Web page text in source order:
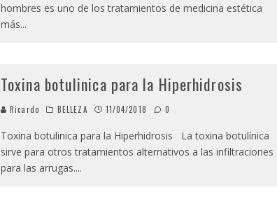
hombres es uno de los tratamientos de medicina estética
más...
Toxina botulinica para la Hiperhidrosis
Ricardo BELLEZA 11/04/2018 0
Toxina botulinica para la Hiperhidrosis La toxina botulínica
sirve para otros tratamientos alternativos a las infiltraciones
para las arrugas....